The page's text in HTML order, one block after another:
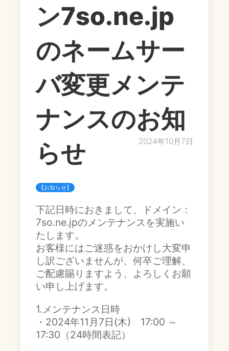
ン7so.ne.jp
のネームサー
バ変更メンテ
ナンスのお知
らせ
2024年10月7日
【お知らせ】
下記日時におきまして、ドメイン：
7so.ne.jpのメンテナンスを実施い
たします。
お客様にはご迷惑をおかけし大変申
し訳ございませんが、何卒ご理解、
ご配慮賜りますよう、よろしくお願
い申し上げます。
1.メンテナンス日時
・2024年11月7日(木) 17:00 ～
17:30（24時間表記）